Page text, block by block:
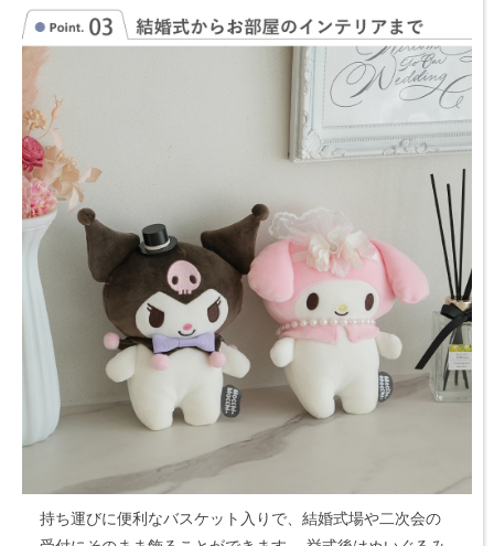
持ち運びに便利なバスケット入りで、結婚式場や二次会の